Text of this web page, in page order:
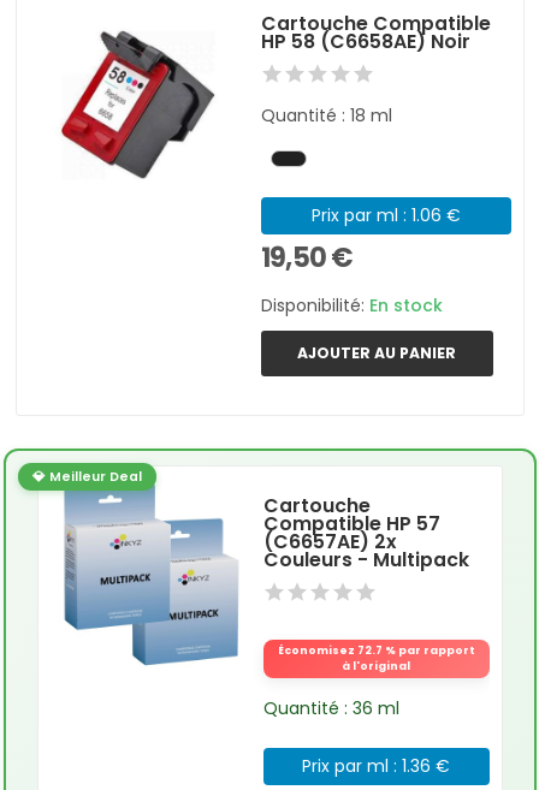
Cartouche Compatible
HP 58 (C6658AE) Noir
Quantité : 18 ml
Prix par ml : 1.06 €
19,50 €
Disponibilité: En stock
AJOUTER AU PANIER
💎 Meilleur Deal
Cartouche
Compatible HP 57
(C6657AE) 2x
Couleurs - Multipack
Économisez 72.7 % par rapport
à l'original
Quantité : 36 ml
Prix par ml : 1.36 €